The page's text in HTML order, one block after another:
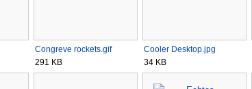
Congreve rockets.gif
291 KB
Cooler Desktop.jpg
34 KB